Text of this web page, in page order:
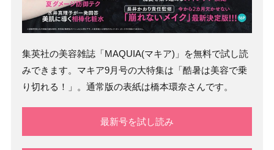
集英社の美容雑誌「MAQUIA(マキア)」を無料で試し読
みできます。マキア9月号の大特集は「酷暑は美容で乗
り切れる！」。通常版の表紙は橋本環奈さんです。
最新号を試し読み